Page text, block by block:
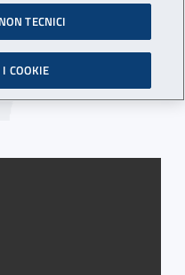
forme di
presentarsi
TECNICI
I COOKIE